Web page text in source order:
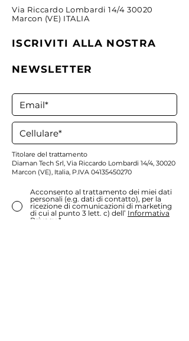
Via Riccardo Lombardi 14/4 30020
Marcon (VE) ITALIA
ISCRIVITI ALLA NOSTRA
NEWSLETTER
Titolare del trattamento
Diaman Tech Srl, Via Riccardo Lombardi 14/4, 30020
Marcon (VE), Italia, P.IVA 04135450270
Acconsento al trattamento dei miei dati
personali (e.g. dati di contatto), per la
ricezione di comunicazioni di marketing
di cui al punto 3 lett. c) dell’ Informativa
Privacy *